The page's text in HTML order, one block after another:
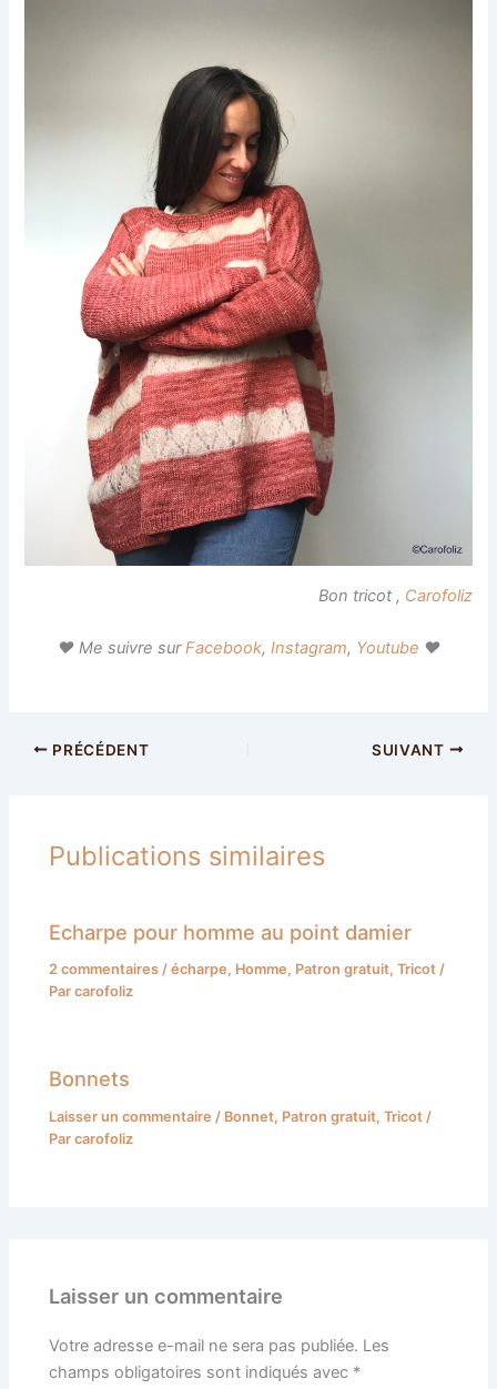
Bon tricot , Carofoliz
♥ Me suivre surFacebook, Instagram, Youtube ♥
PRÉCÉDENT SUIVANT
Publications similaires
Echarpe pour homme au point damier
2 commentaires /écharpe, Homme, Patron gratuit,Tricot /
Parcarofoliz
Bonnets
Laisser un commentaire / Bonnet, Patron gratuit,Tricot /
Parcarofoliz
Laisser un commentaire
Votre adresse e-mail ne sera pas publiée. Les
champs obligatoires sont indiqués avec *